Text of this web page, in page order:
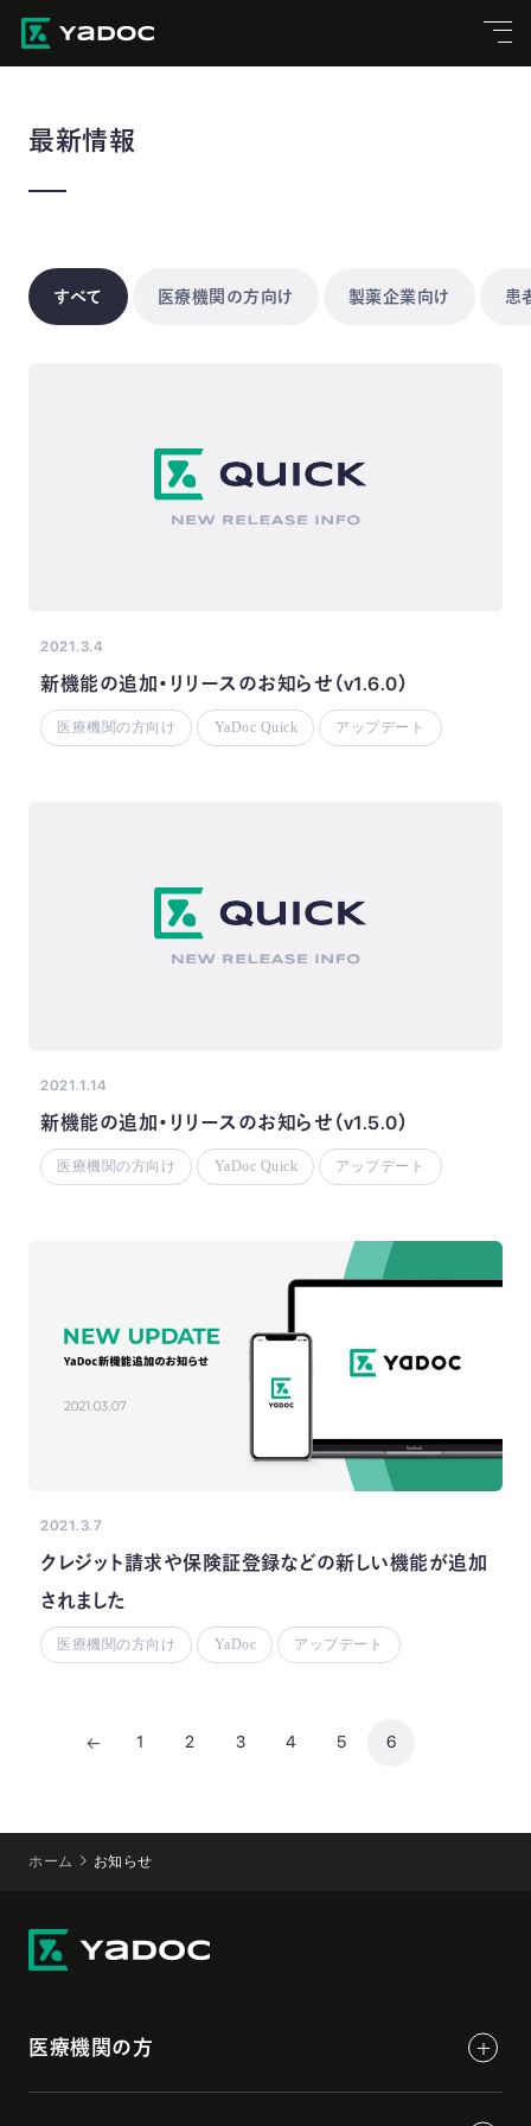
最新情報
すべて 医療機関の方向け 製薬企業向け 患
2021.3.4
新機能の追加・リリースのお知らせ（v1.6.0）
医療機関の方向け YaDoc Quick アップデート
2021.1.14
新機能の追加・リリースのお知らせ（v1.5.0）
医療機関の方向け YaDoc Quick アップデート
2021.3.7
クレジット請求や保険証登録などの新しい機能が追加
されました
医療機関の方向け YaDoc アップデート
1 2 3 4 5 6
ホーム お知らせ
医療機関の方